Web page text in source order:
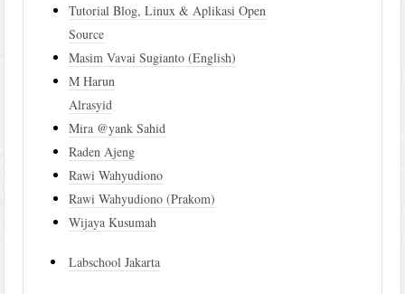
Tutorial Blog, Linux & Aplikasi Open
Source
Masim Vavai Sugianto (English)
M Harun
Alrasyid
Mira @yank Sahid
Raden Ajeng
Rawi Wahyudiono
Rawi Wahyudiono (Prakom)
Wijaya Kusumah
Labschool Jakarta